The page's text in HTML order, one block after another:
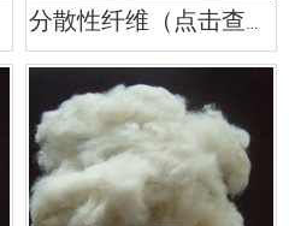
分散性纤维（点击查看详情）